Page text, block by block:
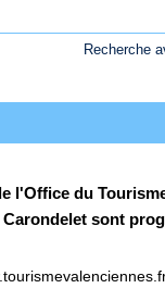
Recherche
du
sont